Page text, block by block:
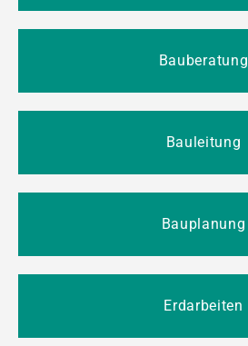
Bauberatung
Bauleitung
Bauplanung
Erdarbeiten